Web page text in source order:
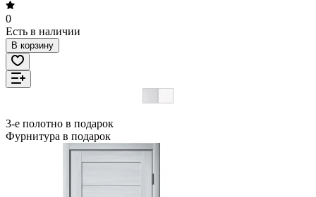
0
Есть в наличии
В корзину
3-е полотно в подарок
Фурнитура в подарок